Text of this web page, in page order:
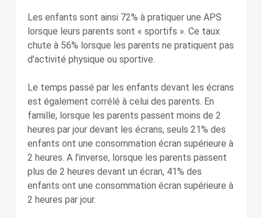
Les enfants sont ainsi 72% à pratiquer une APS
lorsque leurs parents sont « sportifs ». Ce taux
chute à 56% lorsque les parents ne pratiquent pas
d’activité physique ou sportive.
Le temps passé par les enfants devant les écrans
est également corrélé à celui des parents. En
famille, lorsque les parents passent moins de 2
heures par jour devant les écrans, seuls 21% des
enfants ont une consommation écran supérieure à
2 heures. A l’inverse, lorsque les parents passent
plus de 2 heures devant un écran, 41% des
enfants ont une consommation écran supérieure à
2 heures par jour.